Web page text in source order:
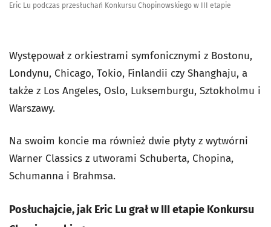
Eric Lu podczas przesłuchań Konkursu Chopinowskiego w III etapie
Występował z orkiestrami symfonicznymi z Bostonu,
Londynu, Chicago, Tokio, Finlandii czy Shanghaju, a
także z Los Angeles, Oslo, Luksemburgu, Sztokholmu i
Warszawy.
Na swoim koncie ma również dwie płyty z wytwórni
Warner Classics z utworami Schuberta, Chopina,
Schumanna i Brahmsa.
Posłuchajcie, jak Eric Lu grał w III etapie Konkursu